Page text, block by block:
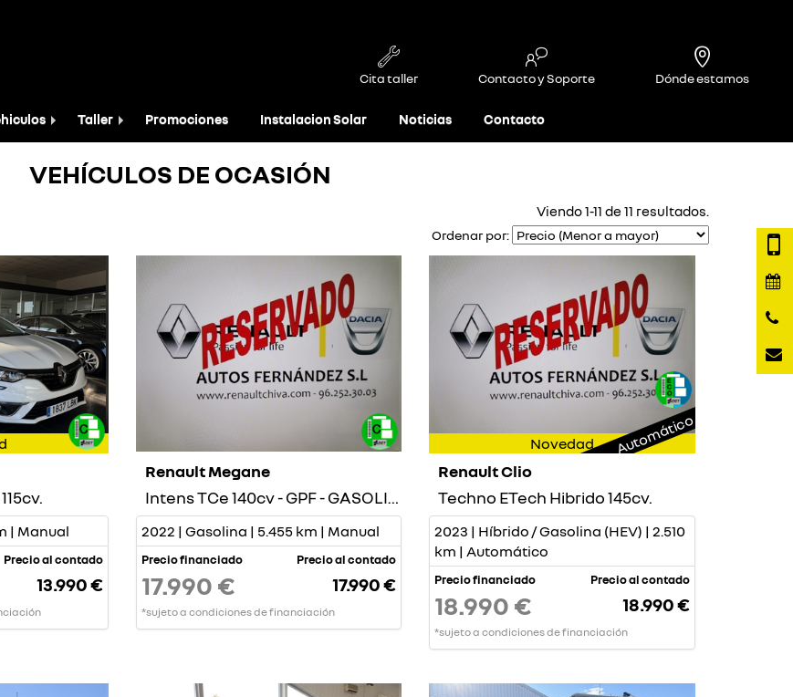
Cita taller Contacto y Soporte Dónde estamos
Taller Promociones Instalacion Solar Noticias Contacto
VEHÍCULOS DE OCASIÓN
Viendo 1-11 de 11 resultados.
Ordenar por:
| Manual
Precio al contado
13.990 €
Renault Megane
Intens TCe 140cv - GPF - GASOLINA
2022 | Gasolina | 5.455 km | Manual
Precio financiado
17.990 €
*sujeto a condiciones de financiación
Precio al contado
17.990 €
Novedad Automático
Renault Clio
Techno ETech Hibrido 145cv.
2023 | Híbrido / Gasolina (HEV) | 2.510
km | Automático
Precio financiado
18.990 €
*sujeto a condiciones de financiación
Precio al contado
18.990 €